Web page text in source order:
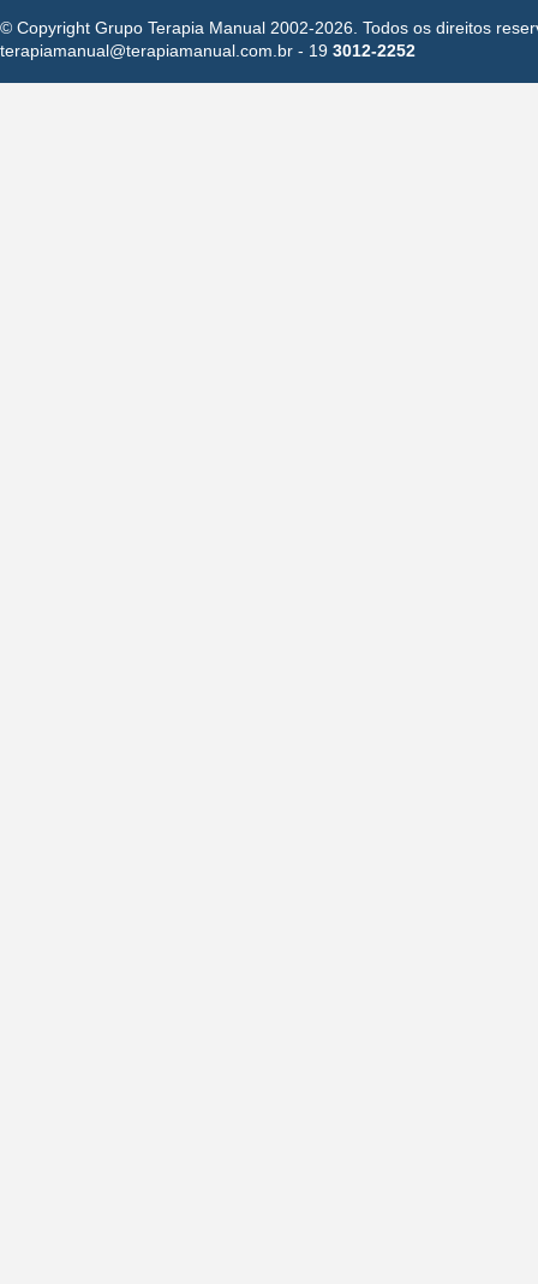
© Copyright Grupo Terapia Manual 2002-2026. Todos os direitos
terapiamanual@terapiamanual.com.br - 19 3012-2252